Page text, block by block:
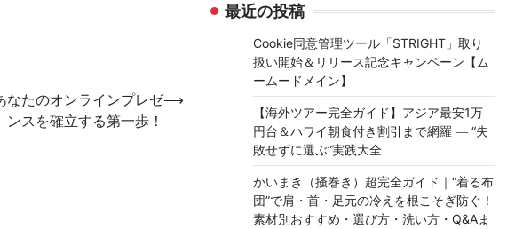
なたのオンラインプレゼ
ンスを確立する第一歩！
⟶
最近の投稿
Cookie同意管理ツール「STRIGHT」取り
扱い開始＆リリース記念キャンペーン【ム
ームードメイン】
【海外ツアー完全ガイド】アジア最安1万
円台＆ハワイ朝食付き割引まで網羅 ― “失
敗せずに選ぶ”実践大全
かいまき（掻巻き）超完全ガイド｜“着る布
団”で肩・首・足元の冷えを根こそぎ防ぐ！
素材別おすすめ・選び方・洗い方・Q&Aま